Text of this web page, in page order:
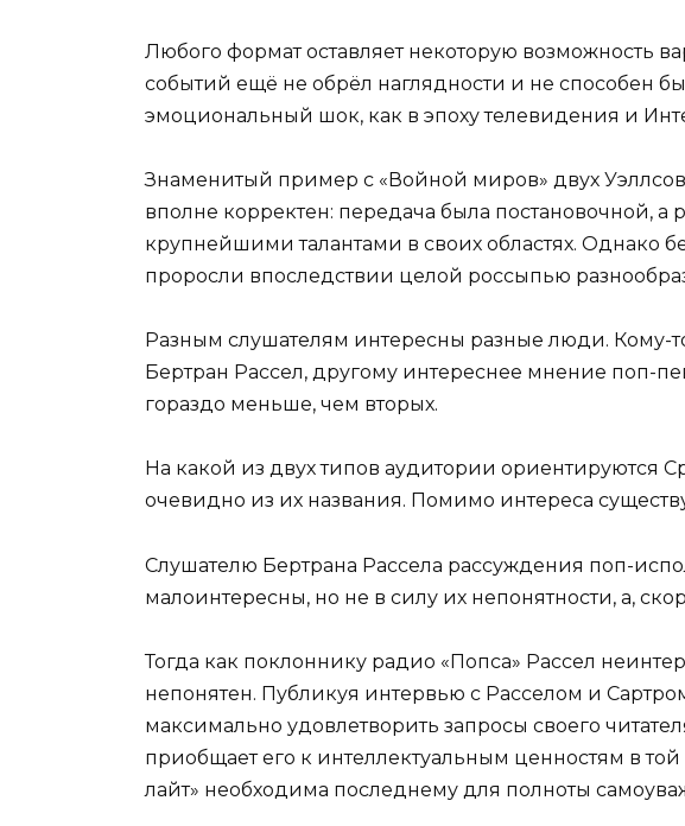
Любого формат оставляет некоторую возможность
событий ещё не обрёл наглядности и не способен
эмоциональный шок, как в эпоху телевидения и
Знаменитый пример с «Войной миров» двух
вполне корректен: передача была постановочной, а
крупнейшими талантами в своих областях. Однако
проросли впоследствии целой россыпью
Разным слушателям интересны разные люди. Кому-
Бертран Рассел, другому интереснее мнение поп-
гораздо меньше, чем вторых.
На какой из двух типов аудитории ориентируются
очевидно из их названия. Помимо интереса
Слушателю Бертрана Рассела рассуждения поп-
малоинтересны, но не в силу их непонятности, а,
Тогда как поклоннику радио «Попса» Рассел
непонятен. Публикуя интервью с Расселом и
максимально удовлетворить запросы своего
приобщает его к интеллектуальным ценностям в
лайт» необходима последнему для полноты